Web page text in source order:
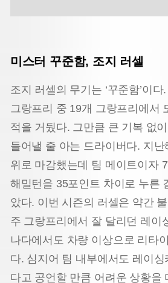
미스터 꾸준함, 조지 러셀
조지 러셀의 무기는 ‘꾸준함’이
그랑프리 중 19개 그랑프리에서
적을 거뒀다. 그만큼 큰 기복 없
들어낼 줄 아는 드라이버다. 지
위로 마감했는데 팀 메이트이자
해밀턴을 35포인트 차이로 누른
았다. 이번 시즌의 러셀은 약간
주 그랑프리에서 잘 달리던 레이
나다에서도 차량 이상으로 리타
다. 심지어 팀 내부에서도 레이
다고 공언할 만큼 어려운 상황을